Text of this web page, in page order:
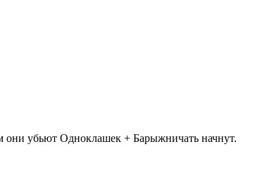
они убьют Одноклашек + Барыжничать начнут.